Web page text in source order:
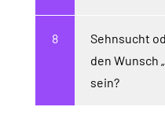
Sehnsucht
den Wunsch
sein?